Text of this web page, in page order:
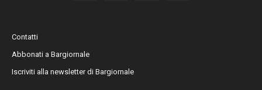
Contatti
Abbonati a Bargiornale
Iscriviti alla newsletter di Bargiornale